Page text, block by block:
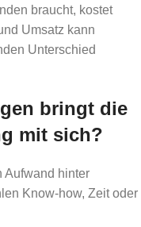
braucht, kostet
Umsatz kann
Unterschied
bringt die
mit sich?
Aufwand hinter
Know-how, Zeit oder